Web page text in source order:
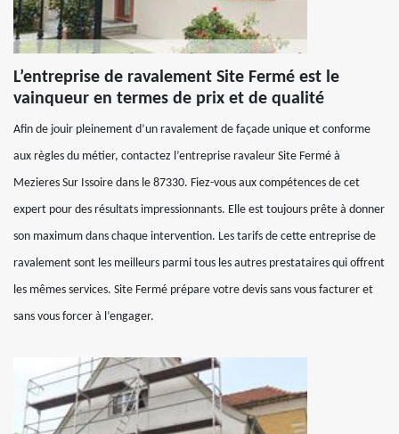
L’entreprise de ravalement Site Fermé est le
vainqueur en termes de prix et de qualité
Afin de jouir pleinement d’un ravalement de façade unique et conforme
aux règles du métier, contactez l’entreprise ravaleur Site Fermé à
Mezieres Sur Issoire dans le 87330. Fiez-vous aux compétences de cet
expert pour des résultats impressionnants. Elle est toujours prête à donner
son maximum dans chaque intervention. Les tarifs de cette entreprise de
ravalement sont les meilleurs parmi tous les autres prestataires qui offrent
les mêmes services. Site Fermé prépare votre devis sans vous facturer et
sans vous forcer à l’engager.